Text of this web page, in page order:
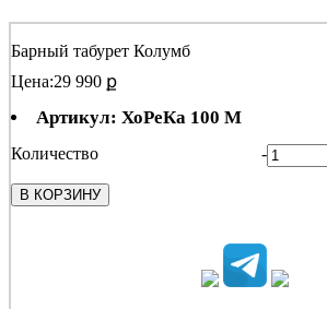
Барный табурет Колумб
Цена:29 990 ք
Артикул: ХоРеКа 100 М
Количество -
В КОРЗИНУ